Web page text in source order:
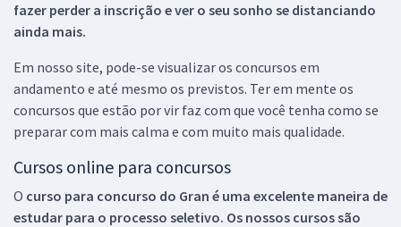
fazer perder a inscrição e ver o seu sonho se distanciando
ainda mais.
Em nosso site, pode-se visualizar os concursos em
andamento e até mesmo os previstos. Ter em mente os
concursos que estão por vir faz com que você tenha como se
preparar com mais calma e com muito mais qualidade.
Cursos online para concursos
O curso para concurso do Gran é uma excelente maneira de
estudar para o processo seletivo. Os nossos cursos são